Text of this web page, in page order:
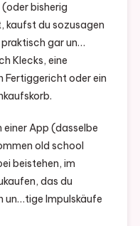
bisherig
kaufst du sozusagen
gar un…
Klecks, eine
Fertiggericht oder ein
einer App (dasselbe
old school
beistehen, im
fen, das du
un…tige Impulskäufe